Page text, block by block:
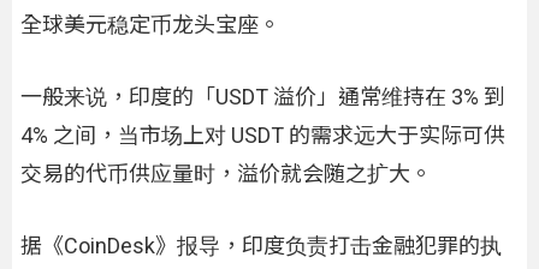
全球美元稳定币龙头宝座。
一般来说，印度的「USDT 溢价」通常维持在 3% 到
4% 之间，当市场上对 USDT 的需求远大于实际可供
交易的代币供应量时，溢价就会随之扩大。
据《CoinDesk》报导，印度负责打击金融犯罪的执